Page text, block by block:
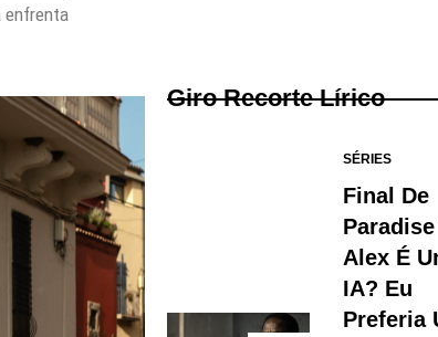
enfrenta
Giro Recorte Lírico
SÉRIES
Final De
Alex É
IA? Eu
Preferia